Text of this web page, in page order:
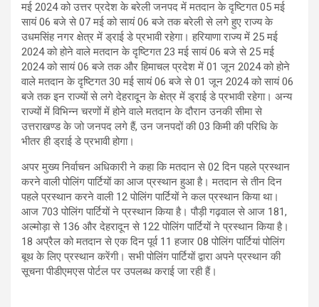
मई 2024 को उत्तर प्रदेश के बरेली जनपद में मतदान के दृष्टिगत 05 मई
सायं 06 बजे से 07 मई को सायं 06 बजे तक बरेली से लगे हुए राज्य के
उधमसिंह नगर क्षेत्र में ड्राई डे प्रभावी रहेगा। हरियाणा राज्य में 25 मई
2024 को होने वाले मतदान के दृष्टिगत 23 मई सायं 06 बजे से 25 मई
2024 को सायं 06 बजे तक और हिमाचल प्रदेश में 01 जून 2024 को होने
वाले मतदान के दृष्टिगत 30 मई सायं 06 बजे से 01 जून 2024 को सायं 06
बजे तक इन राज्यों से लगे देहरादून के क्षेत्र में ड्राई डे प्रभावी रहेगा। अन्य
राज्यों में विभिन्न चरणों में होने वाले मतदान के दौरान उनकी सीमा से
उत्तराखण्ड के जो जनपद लगे हैं, उन जनपदों की 03 किमी की परिधि के
भीतर ही ड्राई डे प्रभावी होगा।
अपर मुख्य निर्वाचन अधिकारी ने कहा कि मतदान से 02 दिन पहले प्रस्थान
करने वाली पोलिंग पार्टियों का आज प्रस्थान हुआ है। मतदान से तीन दिन
पहले प्रस्थान करने वाली 12 पोलिंग पार्टियों ने कल प्रस्थान किया था।
आज 703 पोलिंग पार्टियों ने प्रस्थान किया है। पौड़ी गढ़वाल से आज 181,
अल्मोड़ा से 136 और देहरादून से 122 पोलिंग पार्टियों ने प्रस्थान किया है।
18 अप्रैल को मतदान से एक दिन पूर्व 11 हजार 08 पोलिंग पार्टियां पोलिंग
बूथ के लिए प्रस्थान करेंगी। सभी पोलिंग पार्टियों द्वारा अपने प्रस्थान की
सूचना पीडीएमएस पोर्टल पर उपलब्ध कराई जा रही हैं।